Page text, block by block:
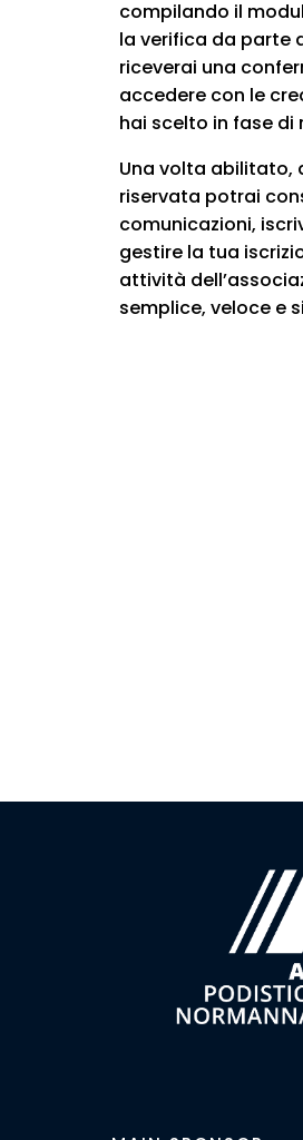
compilando il
la verifica da parte
riceverai una
accedere con le
hai scelto in fase di
Una volta abilitato,
riservata potrai
comunicazioni,
gestire la tua
attività
semplice, veloce e